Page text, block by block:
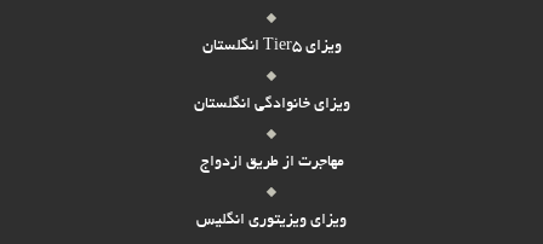
ویزای Tier5 انگلستان
ویزای خانوادگی انگلستان
مهاجرت از طریق ازدواج
ویزای ویزیتوری انگلیس